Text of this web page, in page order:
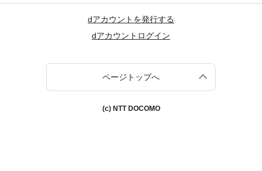
dアカウントを発行する
dアカウントログイン
ページトップへ
(c) NTT DOCOMO